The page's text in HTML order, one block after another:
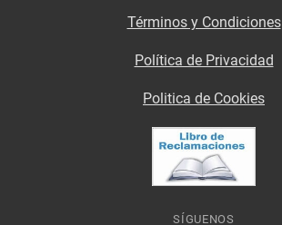
Términos y Condiciones
Política de Privacidad
Politica de Cookies
SÍGUENOS